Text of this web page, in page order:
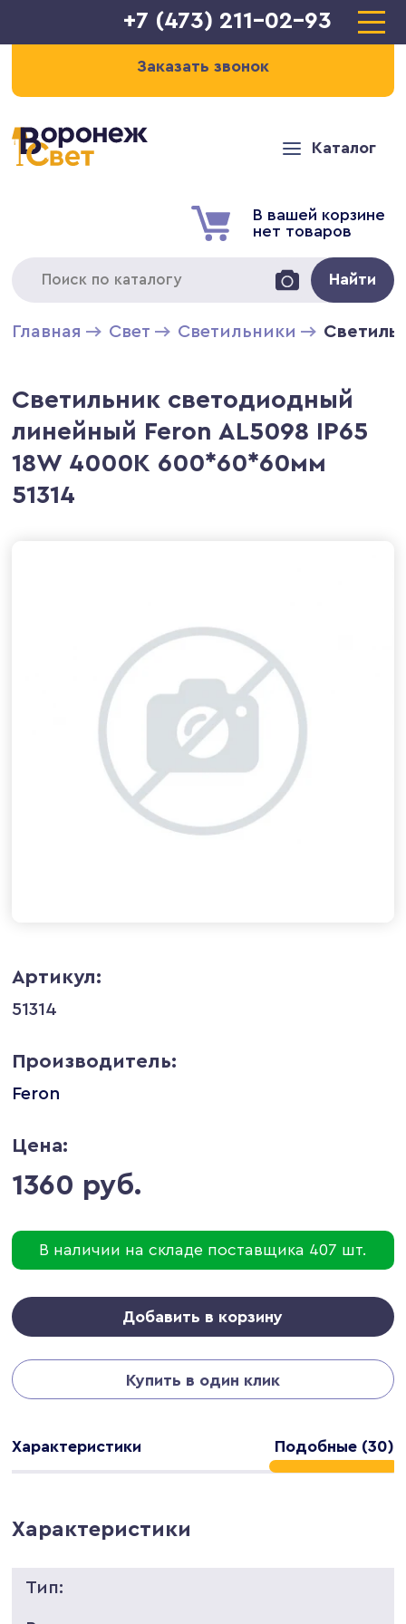
+7 (473) 211-02-93
Заказать звонок
Каталог
В вашей корзине
нет товаров
Найти
Главная Свет Светильники
Светильник светодиодный
линейный Feron AL5098 IP65
18W 4000K 600*60*60мм
51314
Артикул:
51314
Производитель:
Feron
Цена:
1360 руб.
В наличии на складе поставщика 407 шт.
Добавить в корзину
Купить в один клик
Характеристики Подобные (30)
Характеристики
Тип: